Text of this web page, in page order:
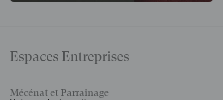
Espaces Entreprises
Mécénat et Parrainage